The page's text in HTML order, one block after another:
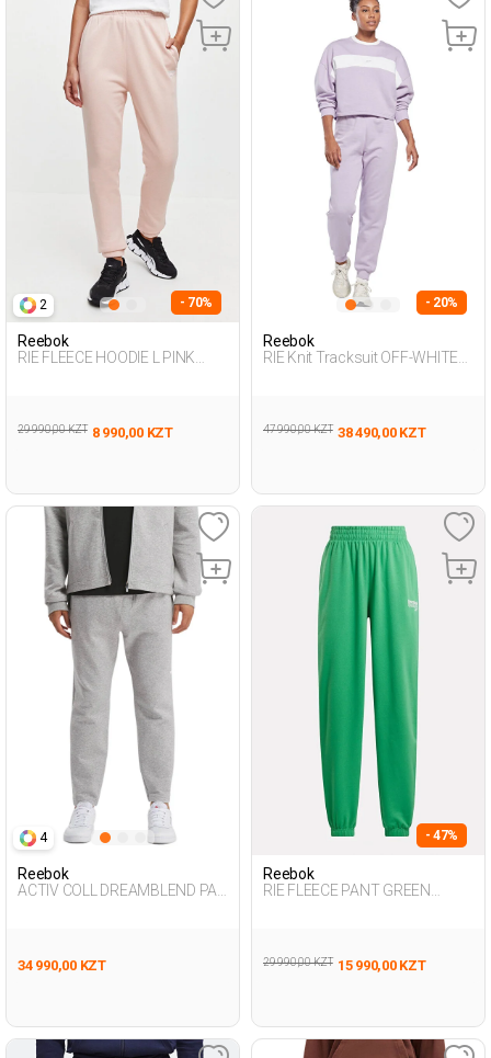
2 - 70%
Reebok
RIE FLEECE HOODIE L PINK
29 990,00 KZT 8 990,00 KZT
- 20%
Reebok
RIE Knit Tracksuit OFF-WHITE
47 990,00 KZT 38 490,00 KZT
4
Reebok
ACTIV COLL DREAMBLEND PAN
34 990,00 KZT
- 47%
Reebok
RIE FLEECE PANT GREEN
29 990,00 KZT 15 990,00 KZT